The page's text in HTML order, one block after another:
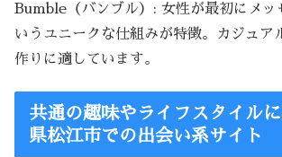
Bumble（バンブル）: 女性が最初にメッ
いうユニークな仕組みが特徴。カジュア
作りに適しています。
共通の趣味やライフスタイル
県松江市での出会い系サイト